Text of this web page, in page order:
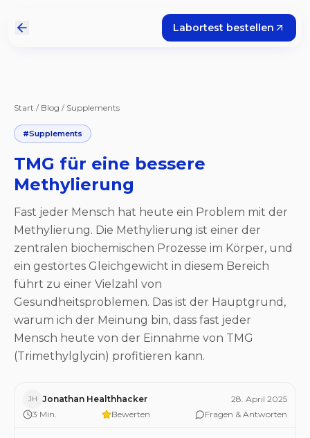
Labortest bestellen
Start / Blog / Supplements
#Supplements
TMG für eine bessere
Methylierung
Fast jeder Mensch hat heute ein Problem mit der
Methylierung. Die Methylierung ist einer der
zentralen biochemischen Prozesse im Körper, und
ein gestörtes Gleichgewicht in diesem Bereich
führt zu einer Vielzahl von
Gesundheitsproblemen. Das ist der Hauptgrund,
warum ich der Meinung bin, dass fast jeder
Mensch heute von der Einnahme von TMG
(Trimethylglycin) profitieren kann.
JH Jonathan Healthhacker
28. April 2025
3 Min. Bewerten Fragen & Antworten